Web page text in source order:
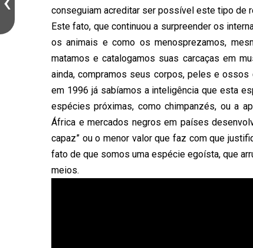
conseguiam acreditar ser possível este tipo de
Este fato, que continuou a surpreender os
os animais e como os menosprezamos,
matamos e catalogamos suas carcaças em
ainda, compramos seus corpos, peles e
em 1996 já sabíamos a inteligência que esta
espécies próximas, como chimpanzés, ou a
África e mercados negros em países
capaz” ou o menor valor que faz com que
fato de que somos uma espécie egoísta, que
meios.